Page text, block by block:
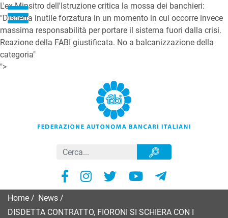
L'ex Minsitro dell'Istruzione critica la mossa dei banchieri:
"Disdetta inutile forzatura in un momento in cui occorre invece
massima responsabilità per portare il sistema fuori dalla crisi.
Reazione della FABI giustificata. No a balcanizzazione della
categoria"
">
Home News
DISDETTA CONTRATTO, FIORONI SI SCHIERA CON I